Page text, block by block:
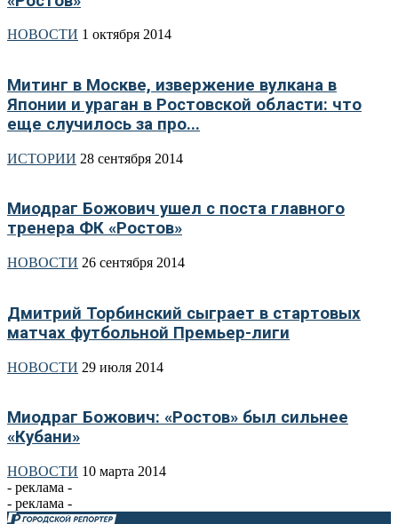
НОВОСТИ 1 октября 2014
Митинг в Москве, извержение вулкана в
Японии и ураган в Ростовской области: что
еще случилось за про...
ИСТОРИИ 28 сентября 2014
Миодраг Божович ушел с поста главного
тренера ФК «Ростов»
НОВОСТИ 26 сентября 2014
Дмитрий Торбинский сыграет в стартовых
матчах футбольной Премьер-лиги
НОВОСТИ 29 июля 2014
Миодраг Божович: «Ростов» был сильнее
«Кубани»
НОВОСТИ 10 марта 2014
- реклама -
- реклама -